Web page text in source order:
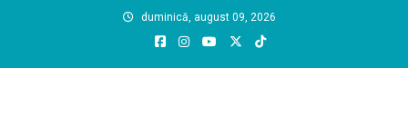
duminică, august 09, 2026